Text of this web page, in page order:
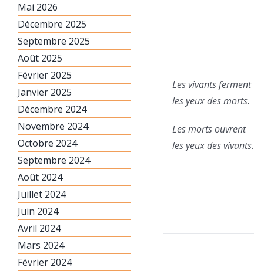
Les vivants ferment
les yeux des morts.
Les morts ouvrent
les yeux des vivants.
Mai 2026
Décembre 2025
Septembre 2025
Août 2025
Février 2025
Janvier 2025
Décembre 2024
Novembre 2024
Octobre 2024
Septembre 2024
Août 2024
Juillet 2024
Juin 2024
Avril 2024
Mars 2024
Février 2024